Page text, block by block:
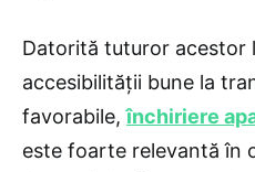
Datorită tuturor acestor
accesibilității bune la
favorabile,închiriere
este foarte relevantă în